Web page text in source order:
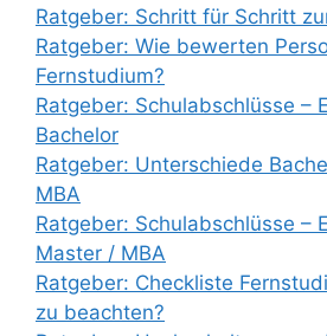
Ratgeber: Schritt für Schritt
Ratgeber: Wie bewerten
Fernstudium?
Ratgeber: Schulabschlüsse –
Bachelor
Ratgeber: Unterschiede
MBA
Ratgeber: Schulabschlüsse –
Master / MBA
Ratgeber: Checkliste
zu beachten?